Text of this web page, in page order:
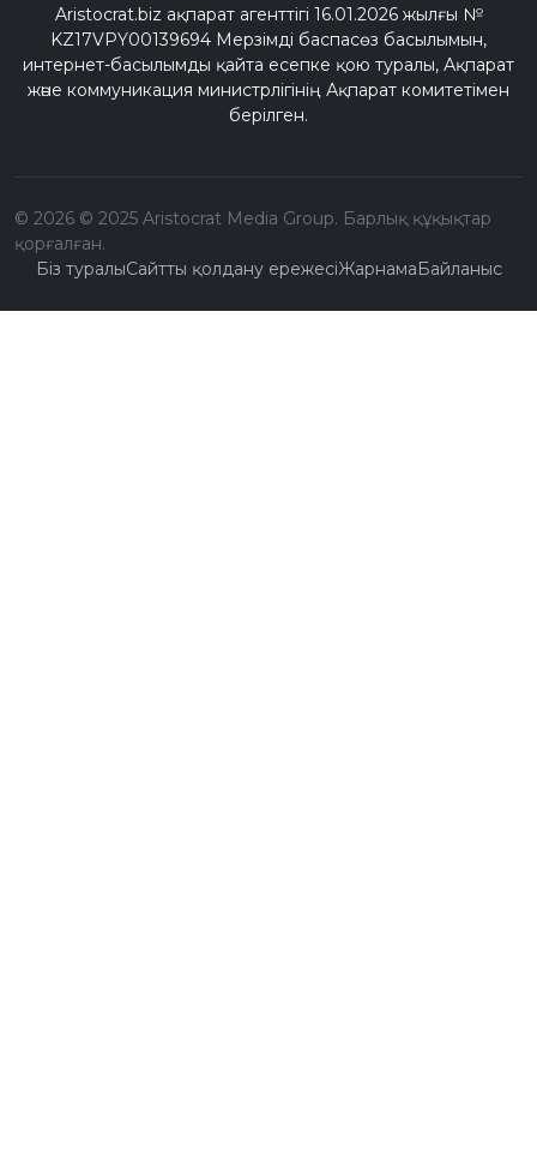
Aristocrat.biz ақпарат агенттігі 16.01.2026 жылғы №
KZ17VPY00139694 Мерзімді баспасөз басылымын,
интернет-басылымды қайта есепке қою туралы, Ақпарат
және коммуникация министрлігінің Ақпарат комитетімен
берілген.
© 2026 © 2025 Aristocrat Media Group. Барлық құқықтар
қорғалған.
Біз туралыСайтты қолдану ережесіЖарнамаБайланыс